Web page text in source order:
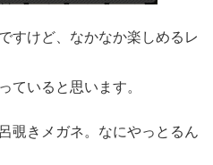
すけど、なかなか楽しめるレ
ていると思います。
覗きメガネ。なにやっとるん